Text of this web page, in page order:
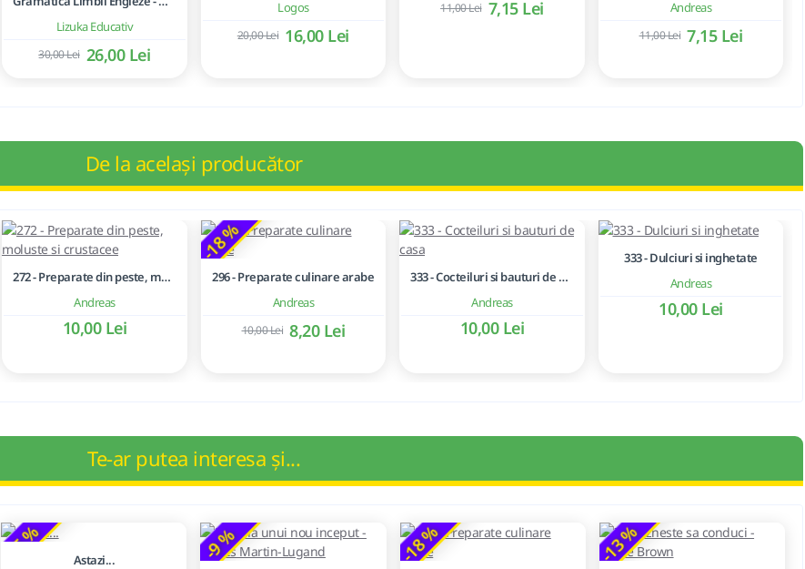
Lizuka Educativ
26,00 Lei
30,00 Lei
Logos
16,00 Lei
20,00 Lei
7,15 Lei
11,00 Lei Andreas
7,15 Lei
11,00 Lei
De la același producător
Andreas
272 - Preparate din peste, moluste si crustacee
10,00 Lei
-18 %
Andreas
296 - Preparate culinare arabe
8,20 Lei
10,00 Lei
Andreas
333 - Cocteiluri si bauturi de casa
10,00 Lei
Andreas
333 - Dulciuri si inghetate
10,00 Lei
Te-ar putea interesa și...
-35 % Astazi... -9 % -18 % -13 %